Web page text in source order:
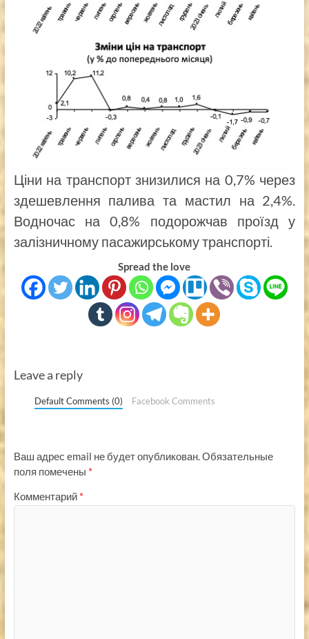
Ціни на транспорт знизилися на 0,7% через
здешевлення палива та мастил на 2,4%.
Водночас на 0,8% подорожчав проїзд у
залізничному пасажирському транспорті.
Spread the love
Leave a reply
Default Comments (0) Facebook Comments
Ваш адрес email не будет опубликован.Обязательные
поля помечены *
Комментарий *